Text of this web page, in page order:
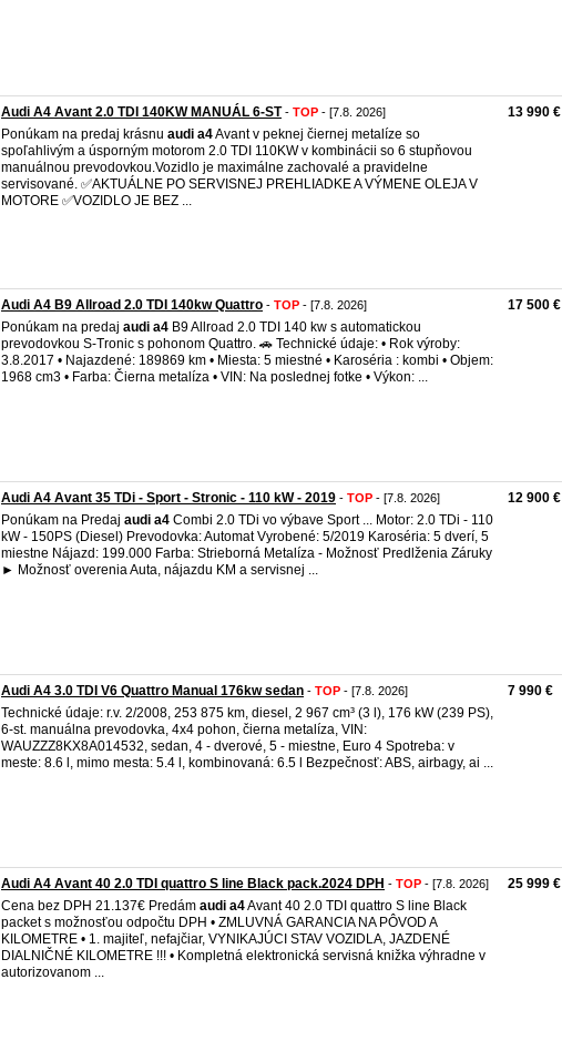
Audi A4 Avant 2.0 TDI 140KW MANUÁL 6-ST- TOP - [7.8. 2026]
Ponúkam na predaj krásnu audi a4Avant v peknej čiernej metalíze so
spoľahlivým a úsporným motorom 2.0 TDI 110KW v kombinácii so 6 stupňovou
manuálnou prevodovkou.Vozidlo je maximálne zachovalé a pravidelne
servisované. ✅️AKTUÁLNE PO SERVISNEJ PREHLIADKE A VÝMENE OLEJA V
MOTORE ✅️VOZIDLO JE BEZ ...
13 990 €
Audi A4 B9 Allroad 2.0 TDI 140kw Quattro - TOP - [7.8. 2026]
Ponúkam na predaj audi a4 B9 Allroad 2.0 TDI 140 kw s automatickou
prevodovkou S-Tronic s pohonom Quattro. 🚗 Technické údaje: • Rok výroby:
3.8.2017 • Najazdené: 189869 km • Miesta: 5 miestné • Karoséria : kombi • Objem:
1968 cm3 • Farba: Čierna metalíza • VIN: Na poslednej fotke • Výkon: ...
17 500 €
Audi A4 Avant 35 TDi - Sport - Stronic - 110 kW - 2019 - TOP - [7.8. 2026]
Ponúkam na Predaj audi a4 Combi 2.0 TDi vo výbave Sport ... Motor: 2.0 TDi - 110
kW - 150PS (Diesel) Prevodovka: Automat Vyrobené: 5/2019 Karoséria: 5 dverí, 5
miestne Nájazd: 199.000 Farba: Strieborná Metalíza - Možnosť Predlženia Záruky
► Možnosť overenia Auta, nájazdu KM a servisnej ...
12 900 €
Audi A4 3.0 TDI V6 Quattro Manual 176kw sedan - TOP - [7.8. 2026]
Technické údaje: r.v. 2/2008, 253 875 km, diesel, 2 967 cm³ (3 l), 176 kW (239 PS),
6-st. manuálna prevodovka, 4x4 pohon, čierna metalíza, VIN:
WAUZZZ8KX8A014532, sedan, 4 - dverové, 5 - miestne, Euro 4 Spotreba: v
meste: 8.6 l, mimo mesta: 5.4 l, kombinovaná: 6.5 l Bezpečnosť: ABS, airbagy, ai ...
7 990 €
Audi A4 Avant 40 2.0 TDI quattro S line Black pack.2024 DPH - TOP - [7.8. 2026]
Cena bez DPH 21.137€ Predám audi a4Avant 40 2.0 TDI quattro S line Black
packet s možnosťou odpočtu DPH • ZMLUVNÁ GARANCIA NA PÔVOD A
KILOMETRE • 1. majiteľ, nefajčiar, VYNIKAJÚCI STAV VOZIDLA, JAZDENÉ
DIALNIČNÉ KILOMETRE !!! • Kompletná elektronická servisná knižka výhradne v
autorizovanom ...
25 999 €